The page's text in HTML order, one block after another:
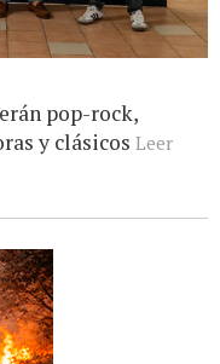
pop-rock,
y clásicos Leer